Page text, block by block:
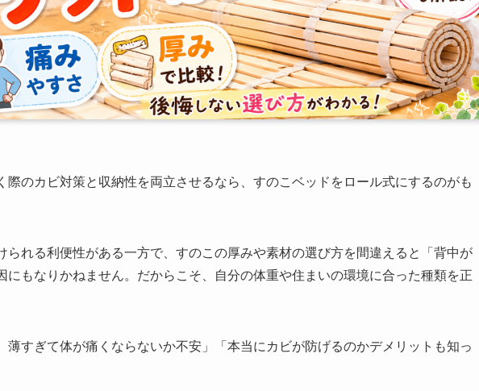
際のカビ対策と収納性を両立させるなら、すのこベッドをロール式にするのがも
られる利便性がある一方で、すのこの厚みや素材の選び方を間違えると「背中が
にもなりかねません。だからこそ、自分の体重や住まいの環境に合った種類を正
薄すぎて体が痛くならないか不安」「本当にカビが防げるのかデメリットも知っ